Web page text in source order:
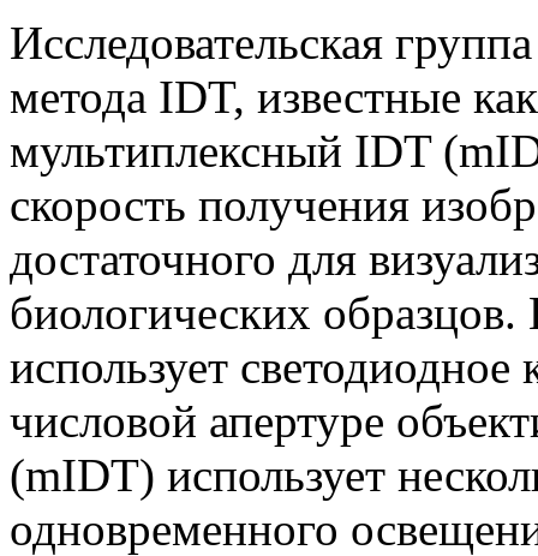
Исследовательская
метода IDT, известные
мультиплексный IDT
скорость получения
достаточного для
биологических
использует
числовой апертуре
(mIDT) использует
одновременного